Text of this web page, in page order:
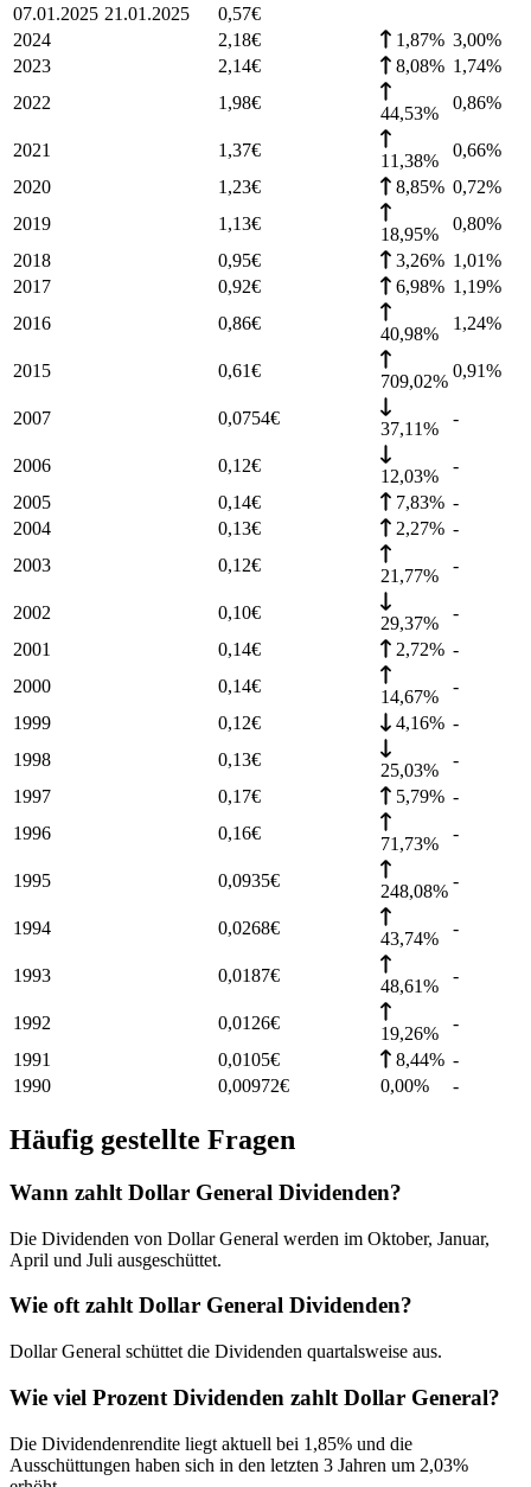
07.01.2025 21.01.2025 0,57€
2024
2,18€ 1,87% 3,00%
2023
2,14€ 8,08% 1,74%
2022
1,98€
44,53%
0,86%
2021 1,37€
11,38%
0,66%
2020
1,23€ 8,85% 0,72%
2019
1,13€
18,95%
0,80%
2018
0,95€ 3,26% 1,01%
2017
0,92€ 6,98% 1,19%
2016
0,86€
40,98%
1,24%
2015 0,61€
709,02%
0,91%
2007 0,0754€
37,11%
-
2006 0,12€
12,03%
-
2005
0,14€ 7,83% -
2004
0,13€ 2,27% -
2003
0,12€
21,77%
-
2002 0,10€
29,37%
-
2001
0,14€ 2,72% -
2000
0,14€
14,67%
-
1999
0,12€ 4,16% -
1998
0,13€
25,03%
-
1997
0,17€ 5,79% -
1996
0,16€
71,73%
-
1995 0,0935€
248,08%
-
1994 0,0268€
43,74%
-
1993 0,0187€
48,61%
-
1992 0,0126€
19,26%
-
1991
0,0105€ 8,44% -
1990
0,00972€ 0,00% -
Häufig gestellte Fragen
Wann zahlt Dollar General Dividenden?
Die Dividenden von Dollar General werden im Oktober, Januar,
April und Juli ausgeschüttet.
Wie oft zahlt Dollar General Dividenden?
Dollar General schüttet die Dividenden quartalsweise aus.
Wie viel Prozent Dividenden zahlt Dollar General?
Die Dividendenrendite liegt aktuell bei 1,85% und die
Ausschüttungen haben sich in den letzten 3 Jahren um 2,03%